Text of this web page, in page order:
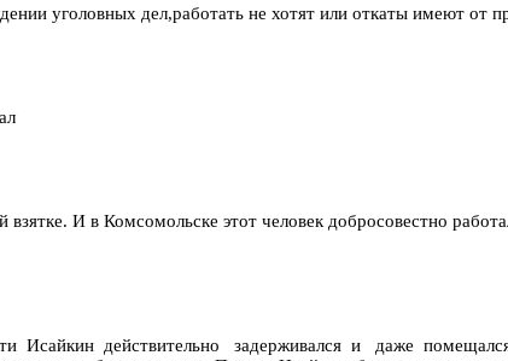
уголовных дел,работать не хотят или откаты имеют от
И в Комсомольске этот человек добросовестно
Исайкин действительно задерживался и даже